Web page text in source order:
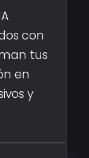
con
tus
en
y